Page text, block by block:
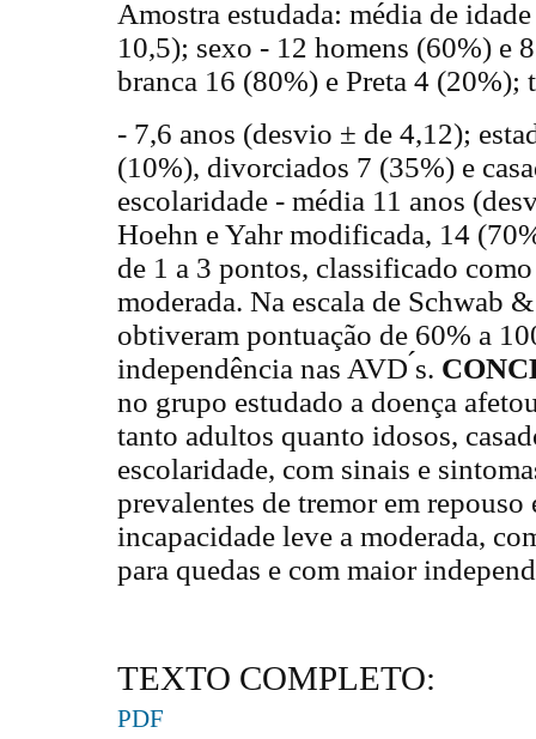
Amostra estudada: média de
10,5); sexo - 12 homens (60%) e
branca 16 (80%) e Preta 4 (20%);
- 7,6 anos (desvio ± de 4,12);
(10%), divorciados 7 (35%) e
escolaridade - média 11 anos
Hoehn e Yahr modificada, 14
de 1 a 3 pontos, classificado
moderada. Na escala de Schwab
obtiveram pontuação de 60% a
independência nas AVD ́s.
no grupo estudado a doença
tanto adultos quanto idosos,
escolaridade, com sinais e
prevalentes de tremor em
incapacidade leve a moderada,
para quedas e com maior
TEXTO COMPLETO:
PDF